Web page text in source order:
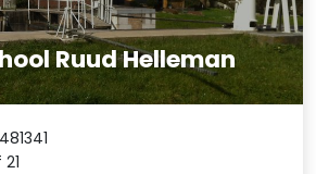
Ruud Helleman